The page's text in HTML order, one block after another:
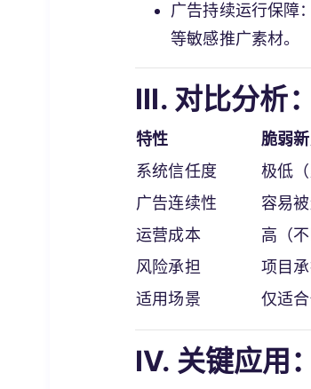
广告持续运行保障：
等敏感推广素材。
III. 对比分析
特性 脆弱
系统信任度
极低（
广告连续性
容易
运营成本
高（
风险承担
项目
适用场景
仅适
IV. 关键应用